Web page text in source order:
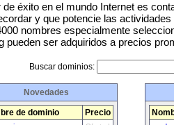
de éxito en el mundo Internet es
y que potencie las
nombres especialmente
pueden ser adquiridos a precios
Buscar dominios:
Novedades
de dominio Precio